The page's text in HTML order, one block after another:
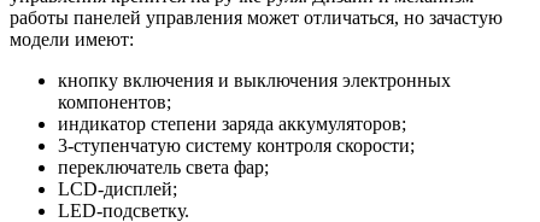
работы панелей управления может отличаться, но зачастую
модели имеют:
кнопку включения и выключения электронных
компонентов;
индикатор степени заряда аккумуляторов;
3-ступенчатую систему контроля скорости;
переключатель света фар;
LCD-дисплей;
LED-подсветку.